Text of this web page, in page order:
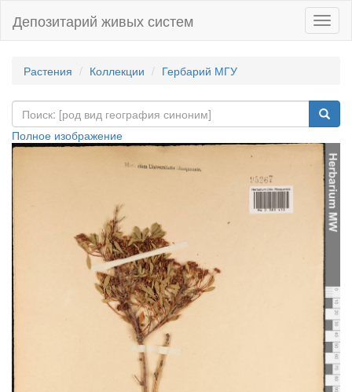
Депозитарий живых систем
Растения Коллекции Гербарий МГУ
Полное изображение